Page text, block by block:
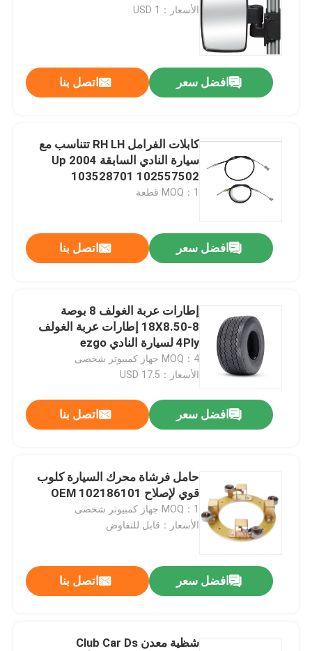
الأسعار：1 USD
افضل سعر اتصل بنا
كابلات الفرامل RH LH تتناسب مع
سيارة النادي السابقة 2004 Up
103528701 102557502
MOQ：1 قطعة
افضل سعر اتصل بنا
إطارات عربة الغولف 8 بوصة
18X8.50-8 إطارات عربة الغولف
4Ply لسيارة النادي ezgo
MOQ：4 جهاز كمبيوتر شخصى
الأسعار：17.5 USD
افضل سعر اتصل بنا
حامل فرشاة محرك السيارة كلوب
قوي لإصلاح 102186101 OEM
MOQ：1 جهاز كمبيوتر شخصى
الأسعار：قابل للتفاوض
افضل سعر اتصل بنا
شظية معدن Club Car Ds